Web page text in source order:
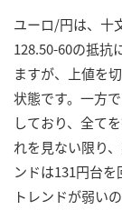
ユーロ/円は、十
128.50-60の抵抗
ますが、上値を
状態です。一方
しており、全て
れを見ない限り
ンドは131円台
トレンドが弱い